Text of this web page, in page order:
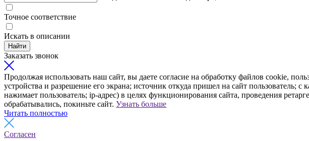
Точное соответствие
Искать в описании
Найти
Заказать звонок
Продолжая использовать наш сайт, вы даете согласие на обработку файлов cookie,
устройства и разрешение его экрана; источник откуда пришел на сайт пользователь;
нажимает пользователь; ip-адрес) в целях функционирования сайта, проведения
обрабатывались, покиньте сайт. Узнать больше
Читать полностью
Согласен